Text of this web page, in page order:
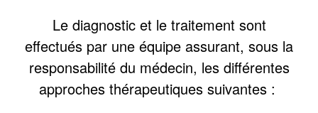
Le diagnostic et le traitement sont
effectués par une équipe assurant, sous la
responsabilité du médecin, les différentes
approches thérapeutiques suivantes :